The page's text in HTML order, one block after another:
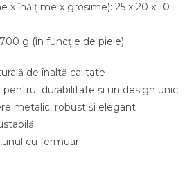
x înălţime x grosime): 25 x 20 x 10
g (în funcție de piele)
de înaltă calitate
pentru durabilitate și un design unic
metalic, robust și elegant
cu fermuar